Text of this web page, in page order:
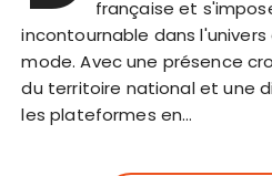
française et
incontournable dans
mode. Avec une présence
du territoire national et une
les plateformes en…